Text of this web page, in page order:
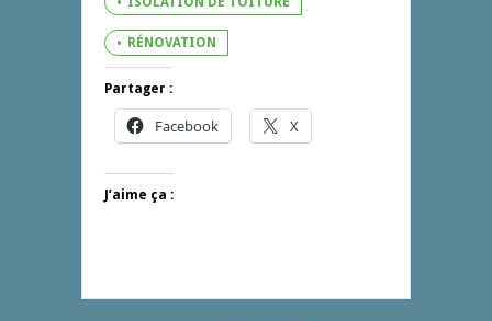
RÉNOVATION
Partager :
Facebook X
J’aime ça :